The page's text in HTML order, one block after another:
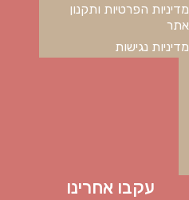
מדיניות הפרטיות ותקנון
אתר
מדיניות נגישות
עקבו אחרינו